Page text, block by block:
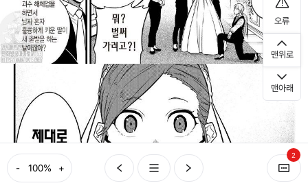
- +
2
오류
맨위로
맨아래